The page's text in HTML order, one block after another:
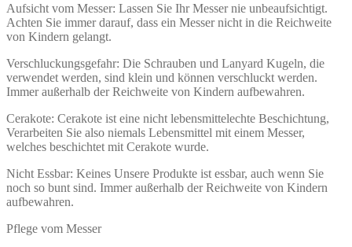
Aufsicht vom Messer: Lassen Sie Ihr Messer nie unbeaufsichtigt.
Achten Sie immer darauf, dass ein Messer nicht in die Reichweite
von Kindern gelangt.
Verschluckungsgefahr: Die Schrauben und Lanyard Kugeln, die
verwendet werden, sind klein und können verschluckt werden.
Immer außerhalb der Reichweite von Kindern aufbewahren.
Cerakote: Cerakote ist eine nicht lebensmittelechte Beschichtung,
Verarbeiten Sie also niemals Lebensmittel mit einem Messer,
welches beschichtet mit Cerakote wurde.
Nicht Essbar: Keines Unsere Produkte ist essbar, auch wenn Sie
noch so bunt sind. Immer außerhalb der Reichweite von Kindern
aufbewahren.
Pflege vom Messer